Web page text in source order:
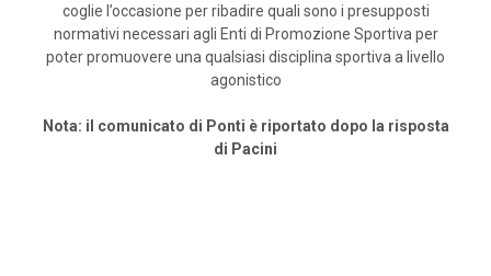
coglie l’occasione per ribadire quali sono i presupposti
normativi necessari agli Enti di Promozione Sportiva per
poter promuovere una qualsiasi disciplina sportiva a livello
agonistico
Nota: il comunicato di Ponti è riportato dopo la risposta
di Pacini